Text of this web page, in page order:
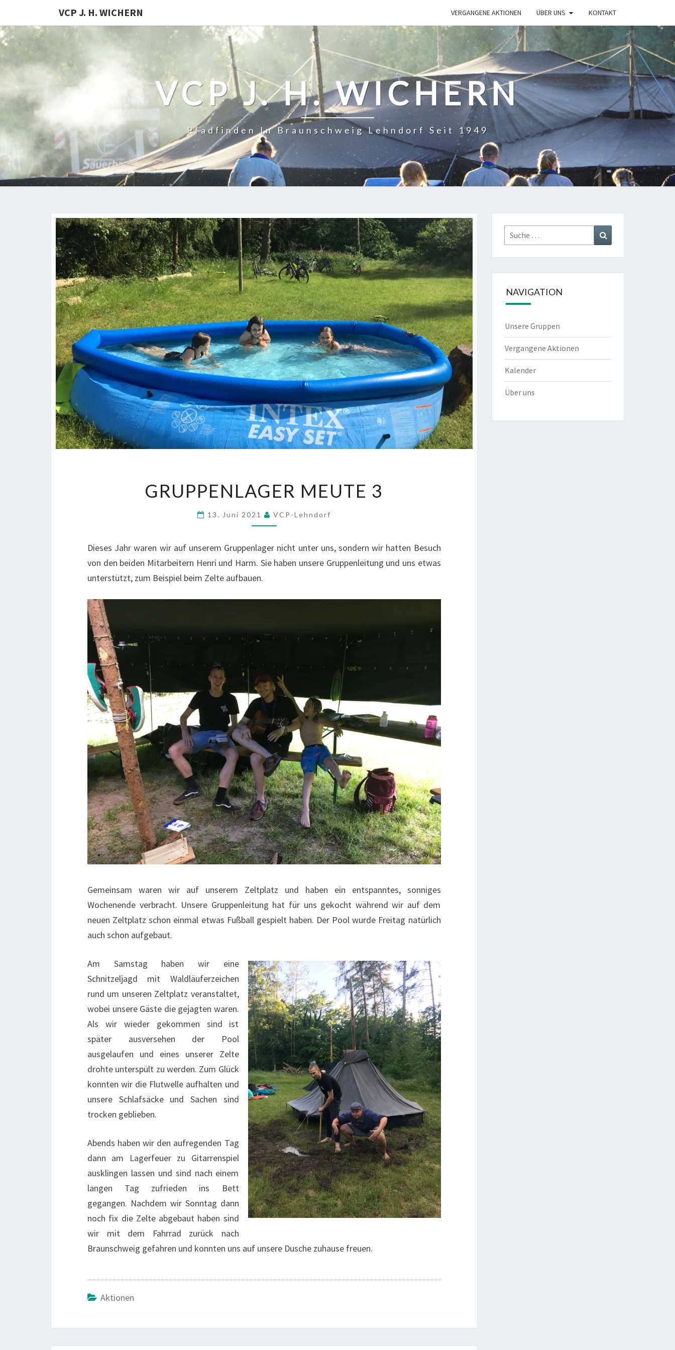
VCP J. H. WICHERN VERGANGENE AKTIONEN ÜBER UNS KONTAKT
VCP J. H. WICHERN
Pfadfinden In Braunschweig Lehndorf Seit 1949
MEUTE
GRUPPENLAGER MEUTE 3
13. Juni 2021 VCP-Lehndorf
Dieses Jahr waren wir auf unserem Gruppenlager nicht unter uns, sondern wir hatten Besuch
von den beiden Mitarbeitern Henri und Harm. Sie haben unsere Gruppenleitung und uns etwas
unterstützt, zum Beispiel beim Zelte aufbauen.
Gemeinsam waren wir auf unserem Zeltplatz und haben ein entspanntes, sonniges
Wochenende verbracht. Unsere Gruppenleitung hat für uns gekocht während wir auf dem
neuen Zeltplatz schon einmal etwas Fußball gespielt haben. Der Pool wurde Freitag natürlich
auch schon aufgebaut.
Am Samstag haben wir eine
Schnitzeljagd mit Waldläuferzeichen
rund um unseren Zeltplatz veranstaltet,
wobei unsere Gäste die gejagten waren.
Als wir wieder gekommen sind ist
später ausversehen der Pool
ausgelaufen und eines unserer Zelte
drohte unterspült zu werden. Zum Glück
konnten wir die Flutwelle aufhalten und
unsere Schlafsäcke und Sachen sind
trocken geblieben.
Abends haben wir den aufregenden Tag
dann am Lagerfeuer zu Gitarrenspiel
ausklingen lassen und sind nach einem
langen Tag zufrieden ins Bett
gegangen. Nachdem wir Sonntag dann
noch fix die Zelte abgebaut haben sind
wir mit dem Fahrrad zurück nach
Braunschweig gefahren und konnten uns auf unsere Dusche zuhause freuen.
Aktionen
Suche
nach:
NAVIGATION
Unsere Gruppen
Vergangene Aktionen
Kalender
Über uns